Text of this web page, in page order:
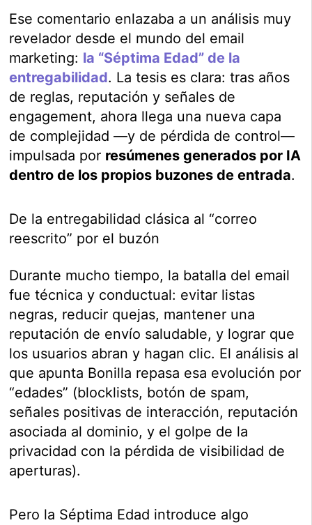
Ese comentario enlazaba a un análisis muy
revelador desde el mundo del email
marketing: la “Séptima Edad” de la
entregabilidad. La tesis es clara: tras años
de reglas, reputación y señales de
engagement, ahora llega una nueva capa
de complejidad —y de pérdida de control—
impulsada por resúmenes generados por IA
dentro de los propios buzones de entrada.
De la entregabilidad clásica al “correo
reescrito” por el buzón
Durante mucho tiempo, la batalla del email
fue técnica y conductual: evitar listas
negras, reducir quejas, mantener una
reputación de envío saludable, y lograr que
los usuarios abran y hagan clic. El análisis al
que apunta Bonilla repasa esa evolución por
“edades” (blocklists, botón de spam,
señales positivas de interacción, reputación
asociada al dominio, y el golpe de la
privacidad con la pérdida de visibilidad de
aperturas).
Pero la Séptima Edad introduce algo